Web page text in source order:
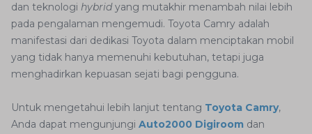
dan teknologi hybridyang mutakhir menambah nilai lebih
pada pengalaman mengemudi. Toyota Camry adalah
manifestasi dari dedikasi Toyota dalam menciptakan mobil
yang tidak hanya memenuhi kebutuhan, tetapi juga
menghadirkan kepuasan sejati bagi pengguna.
Untuk mengetahui lebih lanjut tentang Toyota Camry,
Anda dapat mengunjungi Auto2000 Digiroom dan